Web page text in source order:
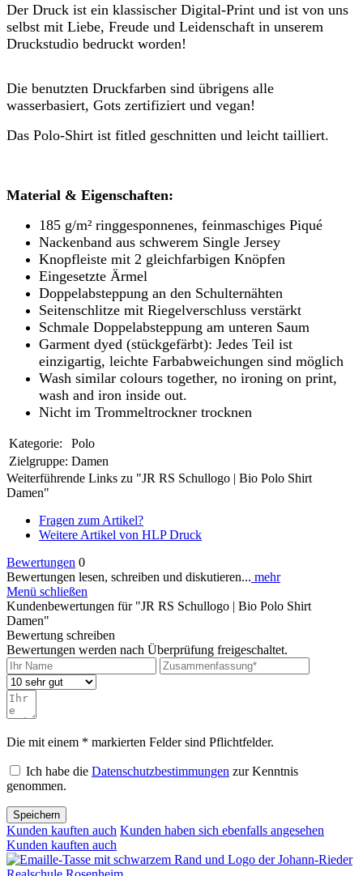
Der Druck ist ein klassischer Digital-Print und ist von uns
selbst mit Liebe, Freude und Leidenschaft in unserem
Druckstudio bedruckt worden!
Die benutzten Druckfarben sind übrigens alle
wasserbasiert, Gots zertifiziert und vegan!
Das Polo-Shirt ist fitled geschnitten und leicht tailliert.
Material & Eigenschaften:
185 g/m² ringgesponnenes, feinmaschiges Piqué
Nackenband aus schwerem Single Jersey
Knopfleiste mit 2 gleichfarbigen Knöpfen
Eingesetzte Ärmel
Doppelabsteppung an den Schulternähten
Seitenschlitze mit Riegelverschluss verstärkt
Schmale Doppelabsteppung am unteren Saum
Garment dyed (stückgefärbt): Jedes Teil ist
einzigartig, leichte Farbabweichungen sind möglich
Wash similar colours together, no ironing on print,
wash and iron inside out.
Nicht im Trommeltrockner trocknen
Kategorie:
Polo
Zielgruppe: Damen
Weiterführende Links zu "JR RS Schullogo | Bio Polo Shirt
Damen"
Fragen zum Artikel?
Weitere Artikel von HLP Druck
Bewertungen 0
Bewertungen lesen, schreiben und diskutieren... mehr
Menü schließen
Kundenbewertungen für "JR RS Schullogo | Bio Polo Shirt
Damen"
Bewertung schreiben
Bewertungen werden nach Überprüfung freigeschaltet.
Die mit einem * markierten Felder sind Pflichtfelder.
Ich habe die Datenschutzbestimmungen zur Kenntnis
genommen.
Speichern
Kunden kauften auch Kunden haben sich ebenfalls angesehen
Kunden kauften auch